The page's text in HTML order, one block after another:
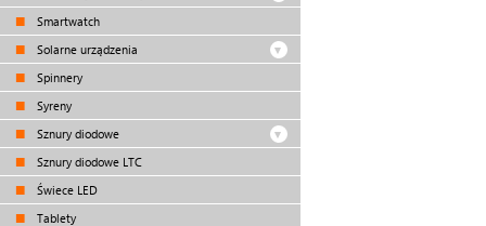
Smartwatch
Solarne urządzenia
Spinnery
Syreny
Sznury diodowe
Sznury diodowe LTC
Świece LED
Tablety